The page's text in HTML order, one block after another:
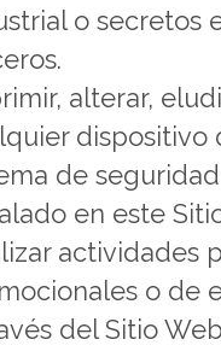
o secretos
alterar,
dispositivo
de
en este
actividades
o de
del Sitio